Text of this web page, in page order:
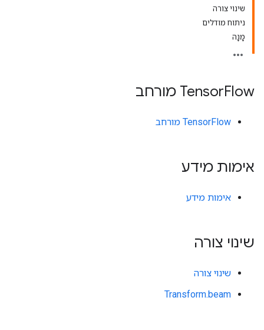
שינוי צורה
ניתוח מודלים
מָנָה
TensorFlow מורחב
TensorFlow מורחב
אימות מידע
אימות מידע
שינוי צורה
שינוי צורה
Transform.beam